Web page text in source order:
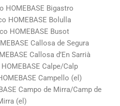
HOMEBASE Bigastro
HOMEBASE Bolulla
HOMEBASE Busot
Callosa de Segura
Callosa d’En Sarrià
Calpe/Calp
Campello (el)
Campo de Mirra/Camp de
(el)